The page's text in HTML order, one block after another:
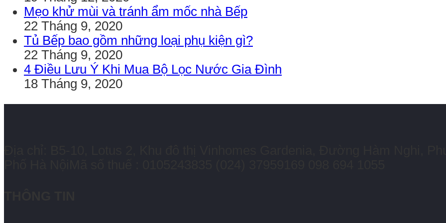
Mẹo khử mùi và tránh ẩm mốc nhà Bếp
22 Tháng 9, 2020
Tủ Bếp bao gồm những loại phụ kiện gì?
22 Tháng 9, 2020
4 Điều Lưu Ý Khi Mua Bộ Lọc Nước Gia Đình
18 Tháng 9, 2020